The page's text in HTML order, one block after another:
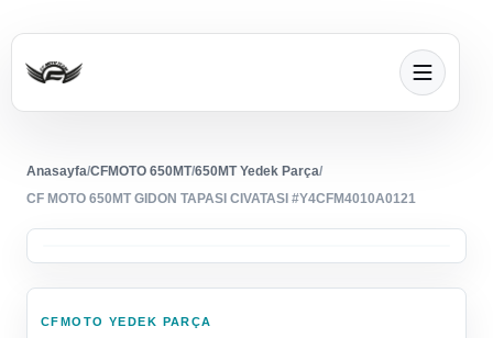
Anasayfa/CFMOTO 650MT/650MT Yedek Parça/
CF MOTO 650MT GIDON TAPASI CIVATASI #Y4CFM4010A0121
CFMOTO YEDEK PARÇA